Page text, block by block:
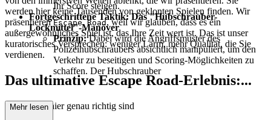
Ihr Score steigen.
Fortgeschrittene Taktik: Das "Hubschrauber-
Lockmittel"-Manöver
Prinzip:Dabei wird die Angriffsmuster des
Polizeihubschraubers absichtlich manipuliert, um den
Verkehr zu beseitigen und Scoring-Möglichkeiten zu
schaffen. Der Hubschrauber
werden hier keine Tausenden von geklonten Spielen finden. Wir
präsentierenEscape Road, weil wir glauben, dass es ein
außergewöhnliches Spiel ist, das Ihre Zeit wert ist. Das ist unser
kuratorisches Versprechen: weniger Lärm, mehr Qualität, die Sie
verdienen.
Das ultimative Escape Road-Erlebnis:...
Warum Sie hier genau richtig sind
Mehr lesen